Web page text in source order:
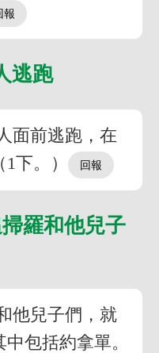
逃跑
面前逃跑，在
下。）
羅和他兒子
他兒子們，就
包括約拿單。